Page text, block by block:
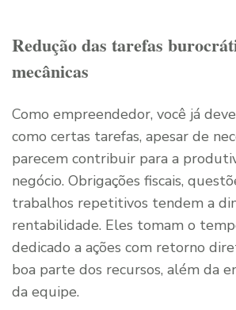
Redução das tarefas
mecânicas
Como empreendedor, você já
como certas tarefas, apesar de
parecem contribuir para a
negócio. Obrigações fiscais,
trabalhos repetitivos tendem a
rentabilidade. Eles tomam o
dedicado a ações com retorno
boa parte dos recursos, além da
da equipe.